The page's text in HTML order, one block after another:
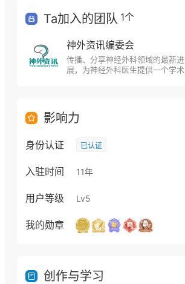
Ta加入的团队 1个
神外资讯编委会
传播、分享神经外科领域的最新进
展，为神经外科医生提供一个学术
影响力
身份认证 已认证
入驻时间 11年
用户等级 Lv5
我的勋章
创作与学习